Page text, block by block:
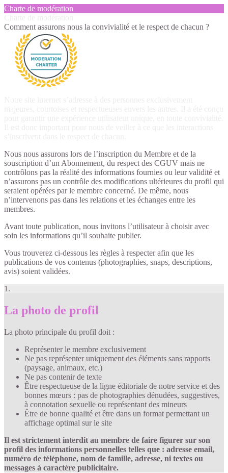
Charte de modération
Comment assurons nous la convivialité et le respect de chacun ?
Nous nous assurons lors de l’inscription du Membre et de la
souscription d’un Abonnement, du respect des CGUV mais ne
contrôlons pas la réalité des informations fournies ou leur validité et
n’assurons pas un contrôle des modifications ultérieures du profil qui
seraient opérées par le membre concerné. De même, nous
n’intervenons pas dans les relations et les échanges entre les
membres.
Avant toute publication, nous invitons l’utilisateur à choisir avec
soin les informations qu’il souhaite publier.
Vous trouverez ci-dessous les règles à respecter afin que les
publications de vos contenus (photographies, snaps, descriptions,
avis) soient validées.
1.
La photo de profil
La photo principale du profil doit :
Représenter le membre exclusivement
Ne pas représenter uniquement des éléments sans rapports
(paysage, animaux, etc.)
Ne pas contenir de texte
Être respectueuse de la ligne éditoriale de notre service et des
bonnes mœurs : pas de photographies dénudées, suggestives,
à connotation sexuelle ou représentant des mineurs
Être de bonne qualité et être dans un format permettant un
affichage optimal sur le site
Il est strictement interdit au membre de faire figurer sur son
profil des informations personnelles telles que : adresse email,
numéro de téléphone, nom de famille, adresse, ni textes ou
messages à caractère publicitaire.